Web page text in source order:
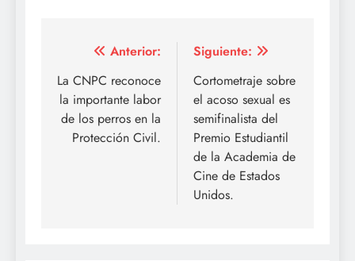
Navegación
de
entradas
Anterior:
La CNPC reconoce
la importante labor
de los perros en la
Protección Civil.
Siguiente:
Cortometraje sobre
el acoso sexual es
semifinalista del
Premio Estudiantil
de la Academia de
Cine de Estados
Unidos.